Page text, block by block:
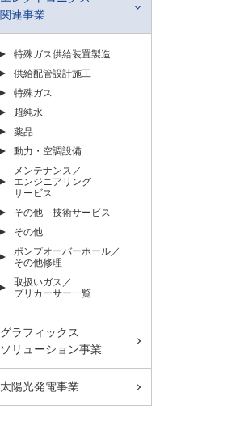
関連事業
特殊ガス供給装置製造
供給配管設計施工
特殊ガス
超純水
薬品
動力・空調設備
メンテナンス／
エンジニアリング
サービス
その他 技術サービス
その他
ポンプオーバーホール／
その他修理
取扱いガス／
プリカーサー一覧
グラフィックス
ソリューション事業
太陽光発電事業